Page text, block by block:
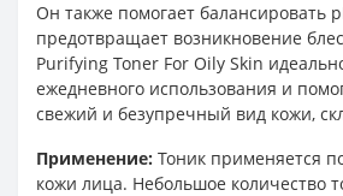
Он также помогает балансировать
предотвращает возникновение
Purifying Toner For Oily Skin
ежедневного использования и
свежий и безупречный вид кожи,
Применение: Тоник применяется
кожи лица. Небольшое количество